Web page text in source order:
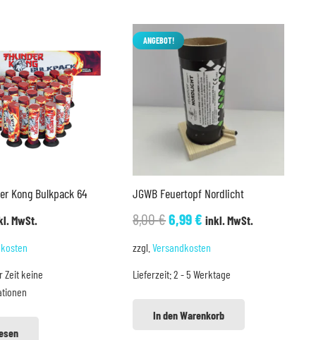
Kong Bulkpack 64
MwSt.
Zeit keine
ANGEBOT!
JGWB Feuertopf Nordlicht
8,00€Ursprünglicher
Preis
8,00 €
6,99€Aktueller
6,99 €.
inkl. MwSt.
zzgl.Versandkosten
Lieferzeit:2 - 5 Werktage
In den Warenkorb